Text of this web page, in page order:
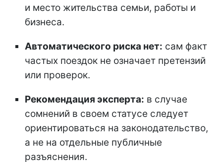
и место жительства семьи, работы и
бизнеса.
Автоматического риска нет: сам факт
частых поездок не означает претензий
или проверок.
Рекомендация эксперта: в случае
сомнений в своем статусе следует
ориентироваться на законодательство,
а не на отдельные публичные
разъяснения.